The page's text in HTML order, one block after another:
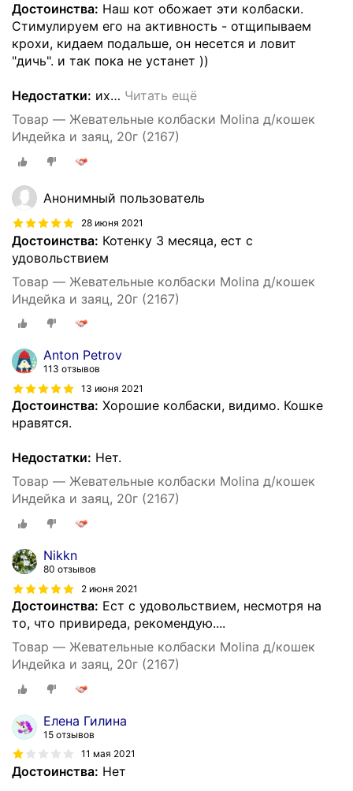
Достоинства: Наш кот обожает эти колбаски.
Стимулируем его на активность - отщипываем
крохи, кидаем подальше, он несется и ловит
"дичь". и так пока не устанет ))
Недостатки: их… Читать ещё
Товар — Жевательные колбаски Molina д/кошек
Индейка и заяц, 20г (2167)
Анонимный пользователь
28 июня 2021
Достоинства: Котенку 3 месяца, ест с
удовольствием
Товар — Жевательные колбаски Molina д/кошек
Индейка и заяц, 20г (2167)
Anton Petrov
113 отзывов
13 июня 2021
Достоинства: Хорошие колбаски, видимо. Кошке
нравятся.
Недостатки: Нет.
Товар — Жевательные колбаски Molina д/кошек
Индейка и заяц, 20г (2167)
Nikkn
80 отзывов
2 июня 2021
Достоинства: Ест с удовольствием, несмотря на
то, что привиреда, рекомендую....
Товар — Жевательные колбаски Molina д/кошек
Индейка и заяц, 20г (2167)
Елена Гилина
15 отзывов
11 мая 2021
Достоинства: Нет